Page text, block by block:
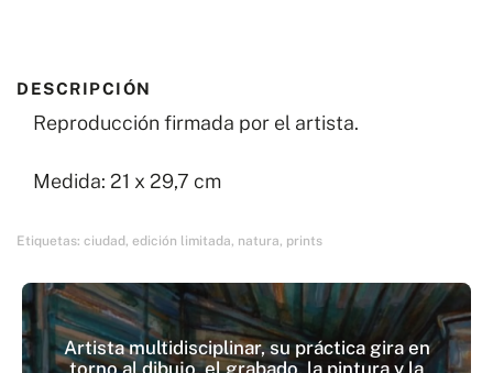
DESCRIPCIÓN
Reproducción firmada por el artista.
Medida: 21 x 29,7 cm
Etiquetas: ciudad , edición limitada, natura, prints
Artista multidisciplinar, su práctica gira en